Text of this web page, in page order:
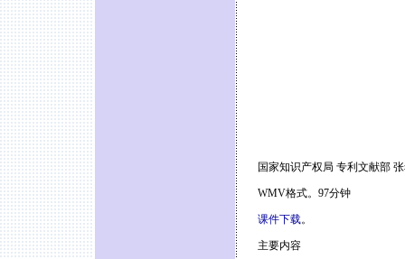
国家知识产权局 专利文献部
WMV格式。97分钟
课件下载。
主要内容